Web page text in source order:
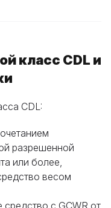
класс CDL и
CDL:
разрешенной
или более,
весом
с GCWR от